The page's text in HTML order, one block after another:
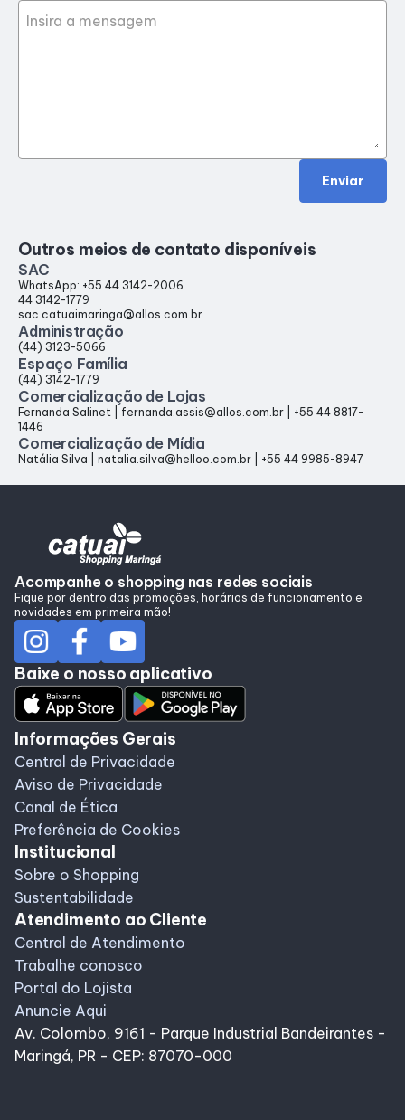
Enviar
Outros meios de contato disponíveis
SAC
WhatsApp: +55 44 3142-2006
44 3142-1779
sac.catuaimaringa@allos.com.br
Administração
(44) 3123-5066
Espaço Família
(44) 3142-1779
Comercialização de Lojas
Fernanda Salinet | fernanda.assis@allos.com.br | +55 44 8817-
1446
Comercialização de Mídia
Natália Silva | natalia.silva@helloo.com.br | +55 44 9985-8947
Acompanhe o shopping nas redes sociais
Fique por dentro das promoções, horários de funcionamento e
novidades em primeira mão!
Baixe o nosso aplicativo
Informações Gerais
Central de Privacidade
Aviso de Privacidade
Canal de Ética
Preferência de Cookies
Institucional
Sobre o Shopping
Sustentabilidade
Atendimento ao Cliente
Central de Atendimento
Trabalhe conosco
Portal do Lojista
Anuncie Aqui
Av. Colombo, 9161 - Parque Industrial Bandeirantes -
Maringá, PR - CEP: 87070-000